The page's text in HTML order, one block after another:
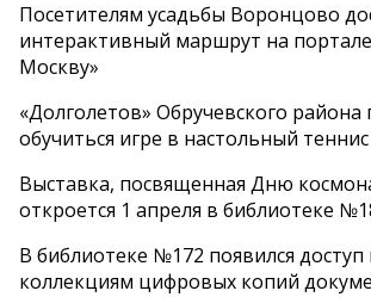
Посетителям усадьбы Воронцово
интерактивный маршрут на
Москву»
«Долголетов» Обручевского
обучиться игре в настольный теннис
Выставка, посвященная Дню
откроется 1 апреля в библиотеке
В библиотеке №172 появился
коллекциям цифровых копий